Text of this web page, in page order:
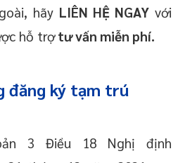
hãy LIÊN HỆ NGAY với
hỗ trợtư vấn miễn phí.
đăng ký tạm trú
3 Điều 18 Nghị định